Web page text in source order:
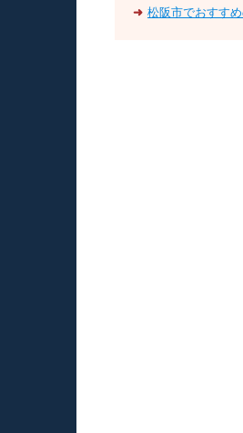
➜ 松阪市でおすす